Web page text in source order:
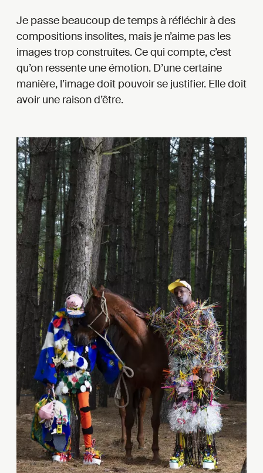
Je passe beaucoup de temps à réfléchir à des
compositions insolites, mais je n’aime pas les
images trop construites. Ce qui compte, c’est
qu’on ressente une émotion. D’une certaine
manière, l’image doit pouvoir se justifier. Elle doit
avoir une raison d’être.